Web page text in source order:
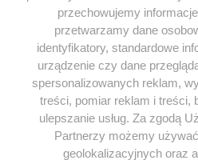
SPOŁECZNOŚĆ
WSPÓŁPRACA
KONTAKT
przechowujemy
przetwarzamy dane
identyfikatory, standardowe
urządzenie czy dane
spersonalizowanych reklam,
treści, pomiar reklam i treści,
ulepszanie usług. Za zgodą
Partnerzy możemy
geolokalizacyjnych oraz